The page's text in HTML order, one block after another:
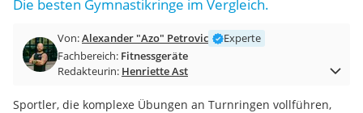
Trampolin 366 cm
Aluminium-Koffer
Futterboot
E-Bike-Dreirad
Die besten Gymnastikringe im Vergleich.
Von:Alexander "Azo" Petrovic
Experte
Fachbereich: Fitnessgeräte
Redakteurin: Henriette Ast
Sportler, die komplexe Übungen an Turnringen vollführen,